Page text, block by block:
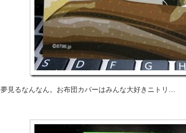
夢見るなんなん。お布団カバーはみんな大好きニトリ…